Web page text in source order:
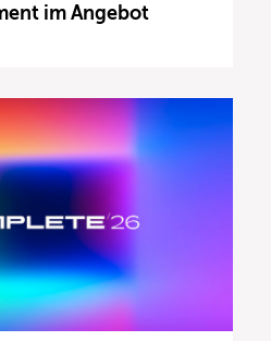
im Angebot